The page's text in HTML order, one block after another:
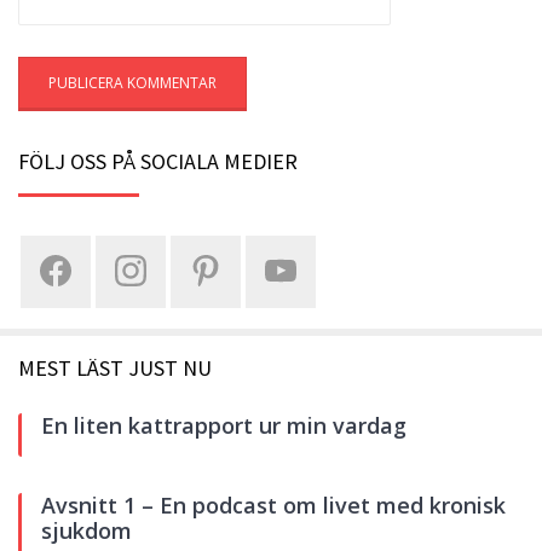
FÖLJ OSS PÅ SOCIALA MEDIER
MEST LÄST JUST NU
En liten kattrapport ur min vardag
Avsnitt 1 – En podcast om livet med kronisk
sjukdom